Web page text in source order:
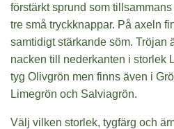
förstärktsprund som
tre små tryckknappar. På axeln
samtidigt stärkande söm. Tröjan
nacken till nederkanten i storlek
tyg Olivgrön men finns även i
Limegrön och Salviagrön.
Välj vilken storlek, tygfärg och